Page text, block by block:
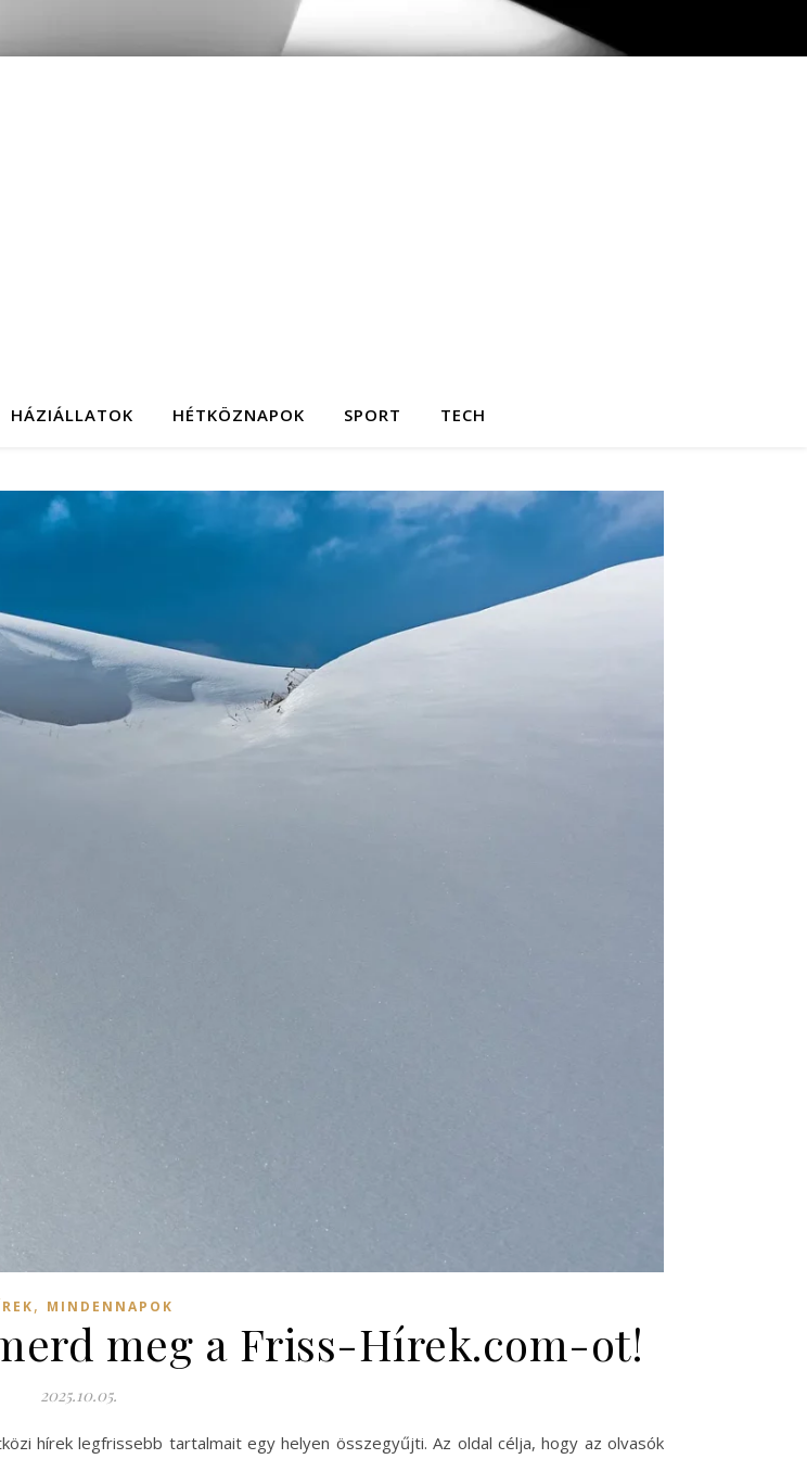
HÁZIÁLLATOK HÉTKÖZNAPOK SPORT TECH
, MINDENNAPOK
meg a Friss-Hírek.com-ot!
2025.10.05.
hírek legfrissebb tartalmait egy helyen összegyűjti. Az oldal célja, hogy az olvasók